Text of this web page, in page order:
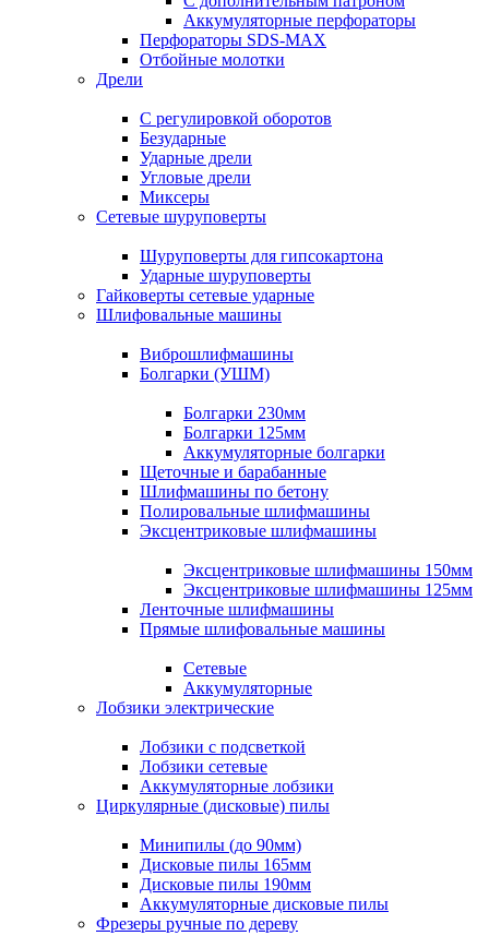
Аккумуляторные перфораторы
Перфораторы SDS-MAX
Отбойные молотки
Дрели
С регулировкой оборотов
Безударные
Ударные дрели
Угловые дрели
Миксеры
Сетевые шуруповерты
Шуруповерты для гипсокартона
Ударные шуруповерты
Гайковерты сетевые ударные
Шлифовальные машины
Виброшлифмашины
Болгарки (УШМ)
Болгарки 230мм
Болгарки 125мм
Аккумуляторные болгарки
Щеточные и барабанные
Шлифмашины по бетону
Полировальные шлифмашины
Эксцентриковые шлифмашины
Эксцентриковые шлифмашины 150мм
Эксцентриковые шлифмашины 125мм
Ленточные шлифмашины
Прямые шлифовальные машины
Сетевые
Аккумуляторные
Лобзики электрические
Лобзики с подсветкой
Лобзики сетевые
Аккумуляторные лобзики
Циркулярные (дисковые) пилы
Минипилы (до 90мм)
Дисковые пилы 165мм
Дисковые пилы 190мм
Аккумуляторные дисковые пилы
Фрезеры ручные по дереву